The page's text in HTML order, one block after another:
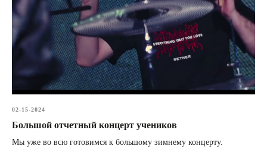
02-15-2024
Большой отчетный концерт учеников
Мы уже во всю готовимся к большому зимнему концерту.